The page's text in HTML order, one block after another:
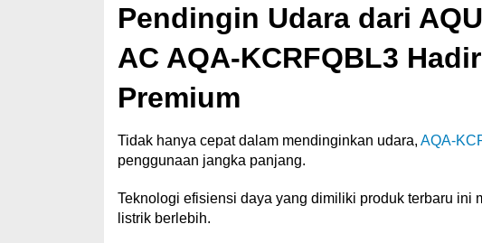
Pendingin Udara dari
AC AQA-KCRFQBL3
Premium
Tidak hanya cepat dalam mendinginkan udara, AQA-
penggunaan jangka panjang.
Teknologi efisiensi daya yang dimiliki produk terbaru ini
listrik berlebih.